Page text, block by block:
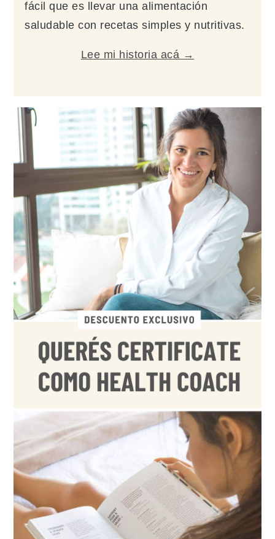
fácil que es llevar una alimentación
saludable con recetas simples y nutritivas.
Lee mi historia acá →